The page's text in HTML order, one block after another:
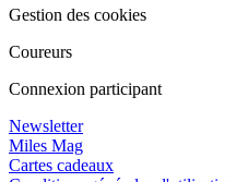
Gestion des cookies
Coureurs
Connexion participant
Newsletter
Miles Mag
Cartes cadeaux